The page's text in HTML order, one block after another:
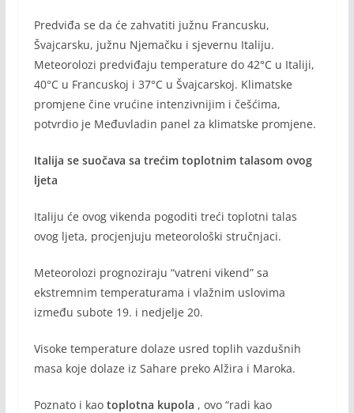
Predviđa se da će zahvatiti južnu Francusku,
Švajcarsku, južnu Njemačku i sjevernu Italiju.
Meteorolozi predviđaju temperature do 42°C u Italiji,
40°C u Francuskoj i 37°C u Švajcarskoj. Klimatske
promjene čine vrućine intenzivnijim i češćima,
potvrdio je Međuvladin panel za klimatske promjene.
Italija se suočava sa trećim toplotnim talasom ovog
ljeta
Italiju će ovog vikenda pogoditi treći toplotni talas
ovog ljeta, procjenjuju meteorološki stručnjaci.
Meteorolozi prognoziraju “vatreni vikend” sa
ekstremnim temperaturama i vlažnim uslovima
između subote 19. i nedjelje 20.
Visoke temperature dolaze usred toplih vazdušnih
masa koje dolaze iz Sahare preko Alžira i Maroka.
Poznato i kao toplotna kupola , ovo “radi kao